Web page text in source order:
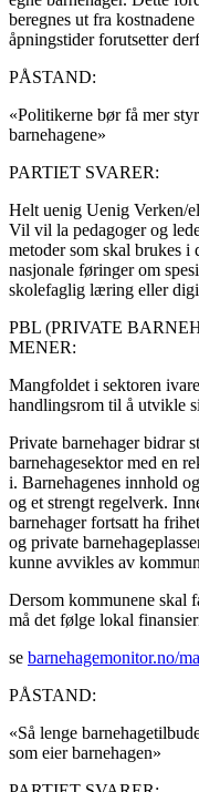
beregnes ut fra
åpningstider forutsetter
PÅSTAND:
«Politikerne bør få mer
barnehagene»
PARTIET SVARER:
Helt uenig Uenig Verken/
Vil vil la pedagoger og
metoder som skal brukes i
nasjonale føringer om
skolefaglig læring eller
PBL (PRIVATE
MENER:
Mangfoldet i sektoren
handlingsrom til å utvikle
Private barnehager bidrar
barnehagesektor med en
i. Barnehagenes innhold
og et strengt regelverk.
barnehager fortsatt ha
og private
kunne avvikles av
Dersom kommunene skal
må det følge lokal
se barnehagemonitor.no/
PÅSTAND:
«Så lenge
som eier barnehagen»